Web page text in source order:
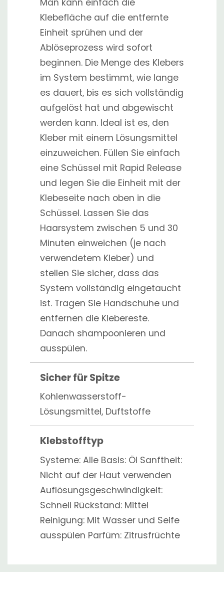
Klebefläche auf die entfernte
Einheit sprühen und der
Ablöseprozess wird sofort
beginnen. Die Menge des Klebers
im System bestimmt, wie lange
es dauert, bis es sich vollständig
aufgelöst hat und abgewischt
werden kann. Ideal ist es, den
Kleber mit einem Lösungsmittel
einzuweichen. Füllen Sie einfach
eine Schüssel mit Rapid Release
und legen Sie die Einheit mit der
Klebeseite nach oben in die
Schüssel. Lassen Sie das
Haarsystem zwischen 5 und 30
Minuten einweichen (je nach
verwendetem Kleber) und
stellen Sie sicher, dass das
System vollständig eingetaucht
ist. Tragen Sie Handschuhe und
entfernen die Klebereste.
Danach shampoonieren und
ausspülen.
Sicher für Spitze
Kohlenwasserstoff-
Lösungsmittel, Duftstoffe
Klebstofftyp
Systeme: Alle Basis: Öl Sanftheit:
Nicht auf der Haut verwenden
Auflösungsgeschwindigkeit:
Schnell Rückstand: Mittel
Reinigung: Mit Wasser und Seife
ausspülen Parfüm: Zitrusfrüchte